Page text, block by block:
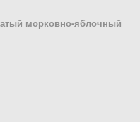
морковно-яблочный